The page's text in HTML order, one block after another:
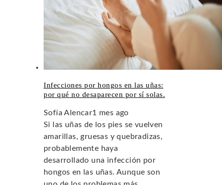
Infecciones por hongos en las uñas:
por qué no desaparecen por sí solas.
Sofía Alencar1 mes ago
Si las uñas de los pies se vuelven
amarillas, gruesas y quebradizas,
probablemente haya
desarrollado una infección por
hongos en las uñas. Aunque son